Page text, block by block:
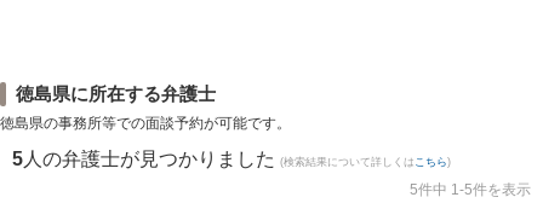
徳島県に所在する弁護士
徳島県の事務所等での面談予約が可能です。
5 人の弁護士が見つかりました (検索結果について詳しくは こちら)
5件中 1-5件を表示